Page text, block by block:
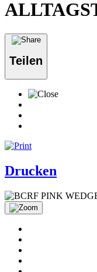
Teilen
Drucken